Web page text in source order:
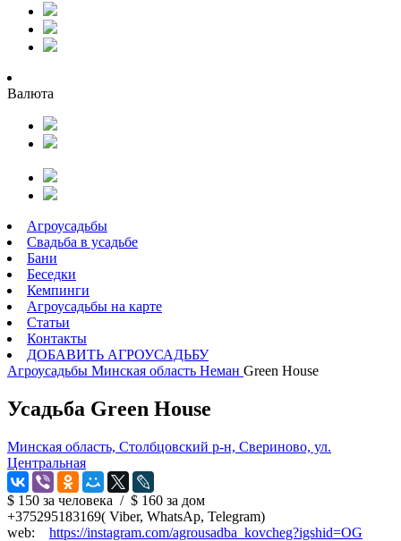
Валюта
Агроусадьбы
Свадьба в усадьбе
Бани
Беседки
Кемпинги
Агроусадьбы на карте
Статьи
Контакты
ДОБАВИТЬ АГРОУСАДЬБУ
Агроусадьбы Минская область Неман Green House
Усадьба Green House
Минская область, Столбцовский р-н, Свериново, ул.
Центральная
$ 150 за человека / $ 160 за дом
+375295183169( Viber, WhatsAp, Telegram)
web: https://instagram.com/agrousadba_kovcheg?igshid=OG